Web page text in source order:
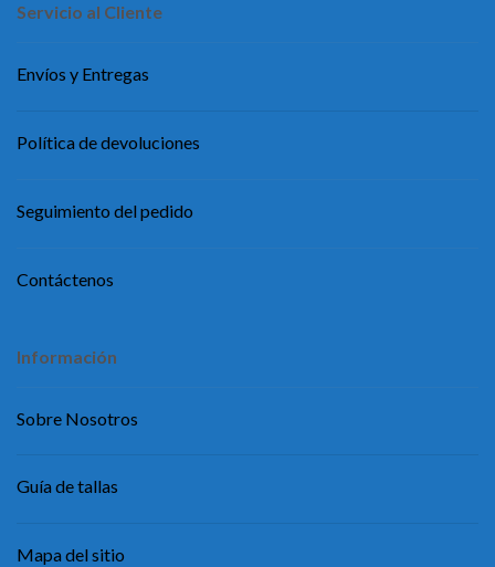
Servicio al Cliente
Envíos y Entregas
Política de devoluciones
Seguimiento del pedido
Contáctenos
Información
Sobre Nosotros
Guía de tallas
Mapa del sitio